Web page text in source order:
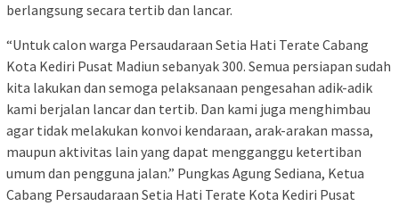
berlangsung secara tertib dan lancar.
“Untuk calon warga Persaudaraan Setia Hati Terate Cabang
Kota Kediri Pusat Madiun sebanyak 300. Semua persiapan sudah
kita lakukan dan semoga pelaksanaan pengesahan adik-adik
kami berjalan lancar dan tertib. Dan kami juga menghimbau
agar tidak melakukan konvoi kendaraan, arak-arakan massa,
maupun aktivitas lain yang dapat mengganggu ketertiban
umum dan pengguna jalan.” Pungkas Agung Sediana, Ketua
Cabang Persaudaraan Setia Hati Terate Kota Kediri Pusat